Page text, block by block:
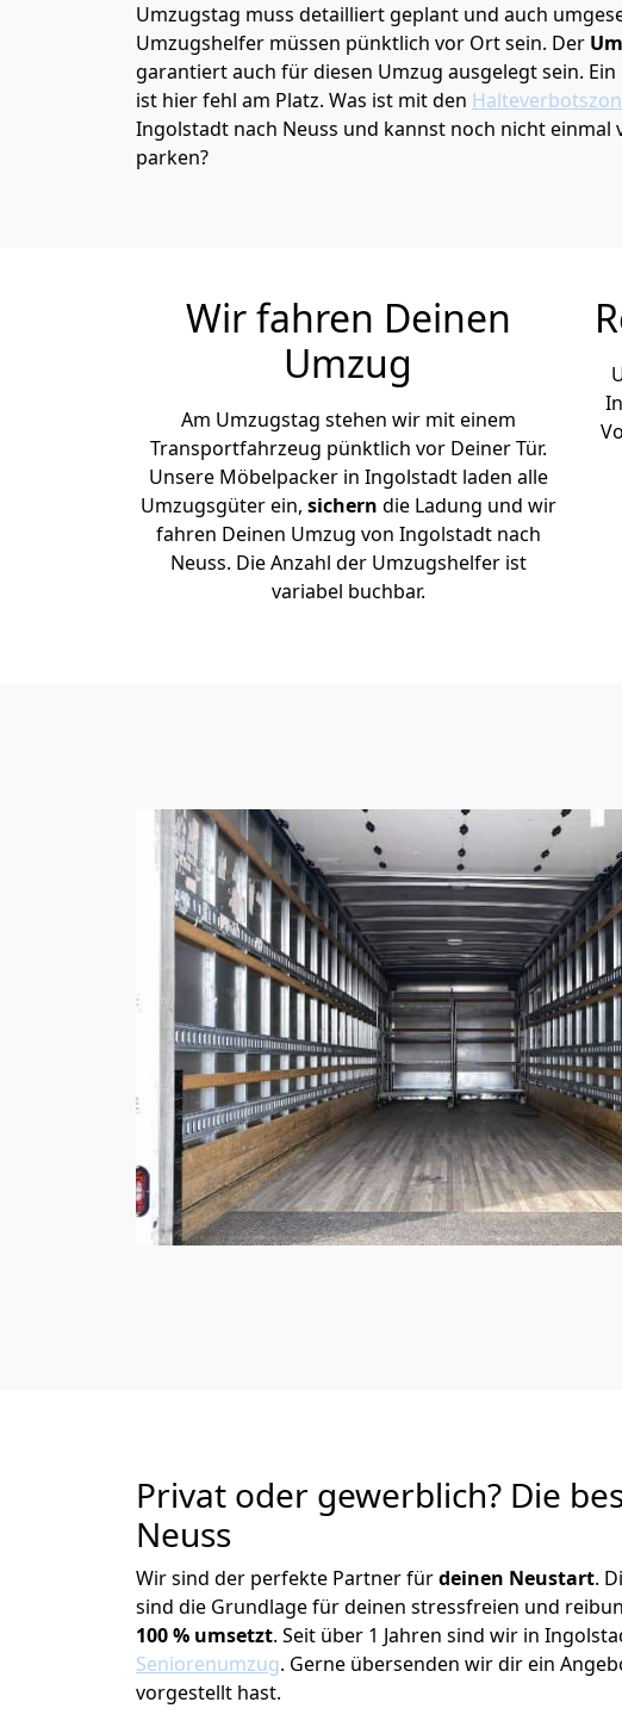
Umzugstag muss detailliert geplant und auch
Umzugshelfer müssen pünktlich vor Ort sein. Der
garantiert auch für diesen Umzug ausgelegt sein. Ein
ist hier fehl am Platz. Was ist mit den
Ingolstadt nach Neuss und kannst noch nicht einmal
parken?
Wir fahren Deinen
Umzug
Am Umzugstag stehen wir mit einem
Transportfahrzeug pünktlich vor Deiner Tür.
Unsere Möbelpacker in Ingolstadt laden alle
Umzugsgüter ein, sichern die Ladung und wir
fahren Deinen Umzug von Ingolstadt nach
Neuss. Die Anzahl der Umzugshelfer ist
variabel buchbar.
Privat oder gewerblich? Die
Neuss
Wir sind der perfekte Partner fürdeinen Neustart.
sind die Grundlage für deinen stressfreien und
100 % umsetzt. Seit über 1 Jahren sind wir in
Seniorenumzug. Gerne übersenden wir dir ein
vorgestellt hast.